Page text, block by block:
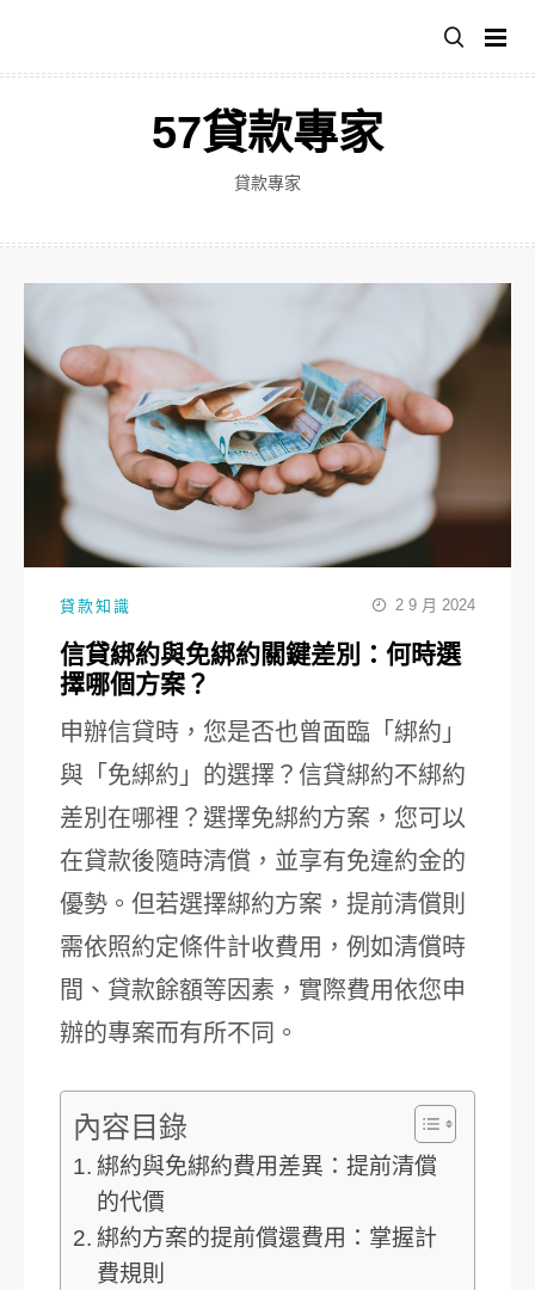
主
57貸款專家
貸款專家
貸款知識 2 9 月 2024
信貸綁約與免綁約關鍵差別：何時選
擇哪個方案？
申辦信貸時，您是否也曾面臨「綁約」
與「免綁約」的選擇？信貸綁約不綁約
差別在哪裡？選擇免綁約方案，您可以
在貸款後隨時清償，並享有免違約金的
優勢。但若選擇綁約方案，提前清償則
需依照約定條件計收費用，例如清償時
間、貸款餘額等因素，實際費用依您申
辦的專案而有所不同。
內容目錄
綁約與免綁約費用差異：提前清償
的代價
綁約方案的提前償還費用：掌握計
費規則